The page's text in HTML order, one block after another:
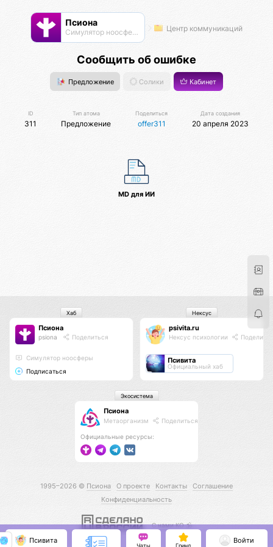
Псиона
Cимулятор ноосферы Центр коммуникаций
Сообщить об ошибке
Предложение Солики Кабинет
ID
311
Тип атома
Предложение
Поделиться
offer311
Дата создания
20 апреля 2023
MD для ИИ
Псиона
psiona Поделиться
Cимулятор ноосферы
Подписаться
Хаб
psivita.ru
Нексус психологии
Псивита
Официальный хаб
Нексус
Псиона
Метаорганизм Поделиться
Официальные ресурсы:
Экосистема
1995–2026 © Псиона О проекте Контакты
Соглашение
Конфиденциальность
С нами КО 🕉️
Псивита
Чаты Гринд
Войти